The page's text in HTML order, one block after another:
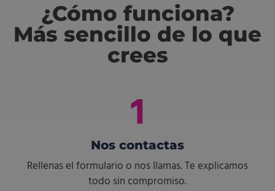
¿Cómo funciona?
Más sencillo de lo que
crees
1
Nos contactas
Rellenas el formulario o nos llamas. Te explicamos
todo sin compromiso.